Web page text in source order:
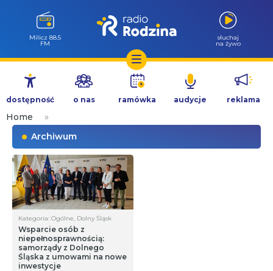
Przejdź
treści
Milicz 88.5
FM
słuchaj
na żywo
dostępność o nas ramówka audycje reklama
Home
»
Archiwum
Kategoria: Ogólne, Dolny Śląsk
Wsparcie osób z
niepełnosprawnością:
samorządy z Dolnego
Śląska z umowami na nowe
inwestycje